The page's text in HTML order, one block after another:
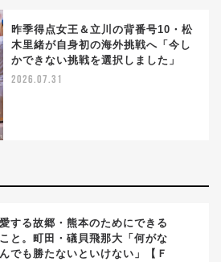
昨季得点女王＆立川の背番号10・松
木里緒が自身初の海外挑戦へ「今し
かできない挑戦を選択しました」
2026.07.31
愛する故郷・熊本のためにできる
こと。町田・礒貝飛那大「何がな
んでも勝たないといけない」【Ｆ